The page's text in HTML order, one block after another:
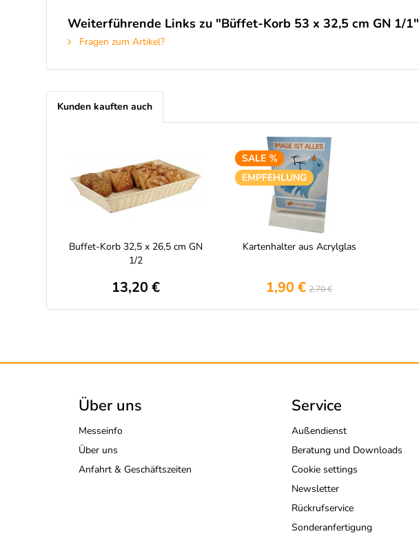
Weiterführende Links zu "Büffet-Korb 53 x 32,5 cm GN 1/1"
Fragen zum Artikel?
Kunden kauften auch
Buffet-Korb 32,5 x 26,5 cm GN
1/2
13,20 €
SALE
EMPFEHLUNG
Kartenhalter aus Acrylglas
1,90 € 2,70 €
Über uns
Messeinfo
Über uns
Anfahrt & Geschäftszeiten
Service
Außendienst
Beratung und Downloads
Cookie settings
Newsletter
Rückrufservice
Sonderanfertigung